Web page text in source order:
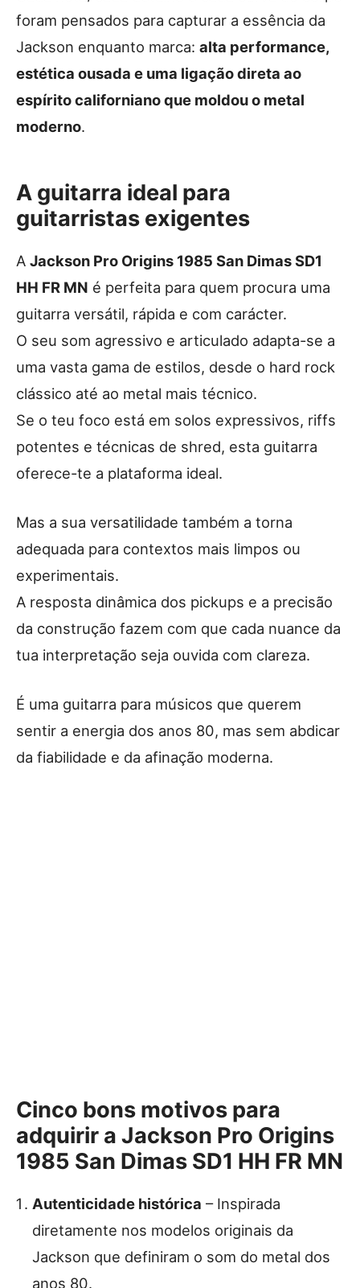
foram pensados para capturar a essência da
Jackson enquanto marca: alta performance,
estética ousada e uma ligação direta ao
espírito californiano que moldou o metal
moderno.
A guitarra ideal para
guitarristas exigentes
A Jackson Pro Origins 1985 San Dimas SD1
HH FR MN é perfeita para quem procura uma
guitarra versátil, rápida e com carácter.
O seu som agressivo e articulado adapta-se a
uma vasta gama de estilos, desde o hard rock
clássico até ao metal mais técnico.
Se o teu foco está em solos expressivos, riffs
potentes e técnicas de shred, esta guitarra
oferece-te a plataforma ideal.
Mas a sua versatilidade também a torna
adequada para contextos mais limpos ou
experimentais.
A resposta dinâmica dos pickups e a precisão
da construção fazem com que cada nuance da
tua interpretação seja ouvida com clareza.
É uma guitarra para músicos que querem
sentir a energia dos anos 80, mas sem abdicar
da fiabilidade e da afinação moderna.
Cinco bons motivos para
adquirir a Jackson Pro Origins
1985 San Dimas SD1 HH FR MN
Autenticidade histórica – Inspirada
diretamente nos modelos originais da
Jackson que definiram o som do metal dos
anos 80.